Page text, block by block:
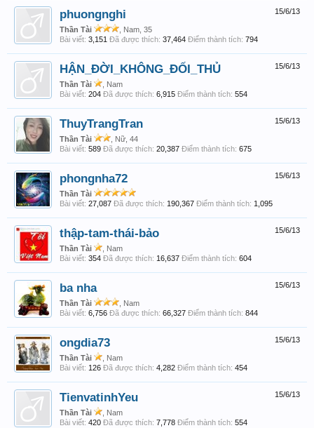
15/6/13
phuongnghi
Thần Tài
, Nam, 35
Bài viết: 3,151 Đã được thích: 37,464 Điểm thành tích: 794
15/6/13
HẬN_ĐỜI_KHÔNG_ĐỐI_THỦ
Thần Tài
, Nam
Bài viết: 204 Đã được thích: 6,915 Điểm thành tích: 554
15/6/13
ThuyTrangTran
Thần Tài
, Nữ, 44
Bài viết: 589 Đã được thích: 20,387 Điểm thành tích: 675
15/6/13
phongnha72
Thần Tài
Bài viết: 27,087 Đã được thích: 190,367 Điểm thành tích: 1,095
15/6/13
thập-tam-thái-bảo
Thần Tài
, Nam
Bài viết: 354 Đã được thích: 16,637 Điểm thành tích: 604
15/6/13
ba nha
Thần Tài
, Nam
Bài viết: 6,756 Đã được thích: 66,327 Điểm thành tích: 844
15/6/13
ongdia73
Thần Tài
, Nam
Bài viết: 126 Đã được thích: 4,282 Điểm thành tích: 454
15/6/13
TienvatinhYeu
Thần Tài
, Nam
Bài viết: 420 Đã được thích: 7,778 Điểm thành tích: 554